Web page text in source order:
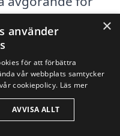
in.
för
fördelaktigt att
städer. Här är
×
använder
för att förbättra
vår webbplats samtycker
cookiepolicy. Läs mer
AVVISA ALLT